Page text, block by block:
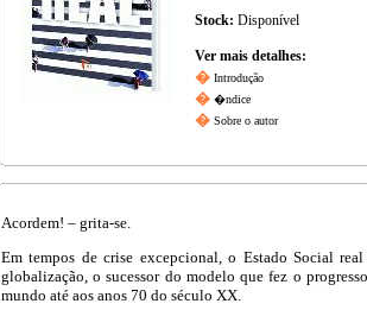
Stock: Disponível
Ver mais detalhes:
� Introdução
� �ndice
� Sobre o autor
Acordem! – grita-se.
Em tempos de crise excepcional, o Estado Social
globalização, o sucessor do modelo que fez o
mundo até aos anos 70 do século XX.